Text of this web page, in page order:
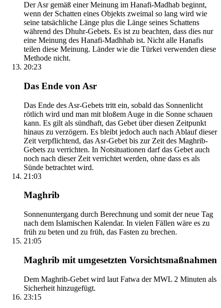
Der Asr gemäß einer Meinung im Hanafi-Madhab beginnt,
wenn der Schatten eines Objekts zweimal so lang wird wie
seine tatsächliche Länge plus die Länge seines Schattens
während des Dhuhr-Gebets. Es ist zu beachten, dass dies nur
eine Meinung des Hanafi-Madhhab ist. Nicht alle Hanafis
teilen diese Meinung. Länder wie die Türkei verwenden diese
Methode nicht.
20:23
Das Ende von Asr
Das Ende des Asr-Gebets tritt ein, sobald das Sonnenlicht
rötlich wird und man mit bloßem Auge in die Sonne schauen
kann. Es gilt als sündhaft, das Gebet über diesen Zeitpunkt
hinaus zu verzögern. Es bleibt jedoch auch nach Ablauf dieser
Zeit verpflichtend, das Asr-Gebet bis zur Zeit des Maghrib-
Gebets zu verrichten. In Notsituationen darf das Gebet auch
noch nach dieser Zeit verrichtet werden, ohne dass es als
Sünde betrachtet wird.
21:03
Maghrib
Sonnenuntergang durch Berechnung und somit der neue Tag
nach dem Islamischen Kalendar. In vielen Fällen wäre es zu
früh zu beten und zu früh, das Fasten zu brechen.
21:05
Maghrib mit umgesetzten Vorsichtsmaßnahmen
Dem Maghrib-Gebet wird laut Fatwa der MWL 2 Minuten als
Sicherheit hinzugefügt.
23:15